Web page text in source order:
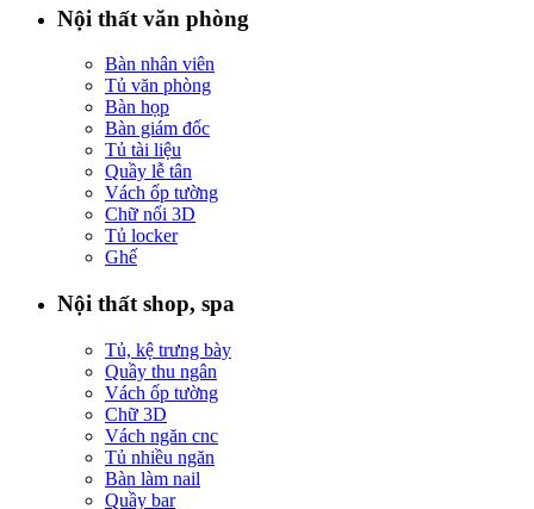
Nội thất văn phòng
Bàn nhân viên
Tủ văn phòng
Bàn họp
Bàn giám đốc
Tủ tài liệu
Quầy lễ tân
Vách ốp tường
Chữ nổi 3D
Tủ locker
Ghế
Nội thất shop, spa
Tủ, kệ trưng bày
Quầy thu ngân
Vách ốp tường
Chữ 3D
Vách ngăn cnc
Tủ nhiều ngăn
Bàn làm nail
Quầy bar